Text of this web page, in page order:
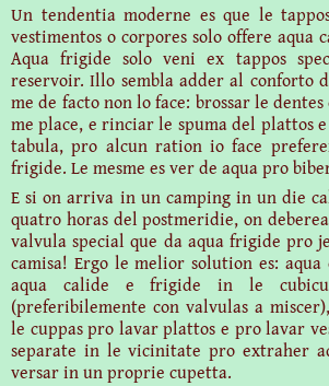
Un tendentia moderne es que le
vestimentos o corpores solo offere aqua
Aqua frigide solo veni ex tappos
reservoir. Illo sembla adder al conforto
me de facto non lo face: brossar le
me place, e rinciar le spuma del plattos
tabula, pro alcun ration io face
frigide. Le mesme es ver de aqua pro
E si on arriva in un camping in un die
quatro horas del postmeridie, on
valvula special que da aqua frigide pro
camisa! Ergo le melior solution es:
aqua calide e frigide in le
(preferibilemente con valvulas a
le cuppas pro lavar plattos e pro lavar
separate in le vicinitate pro extraher
versar in un proprie cupetta.